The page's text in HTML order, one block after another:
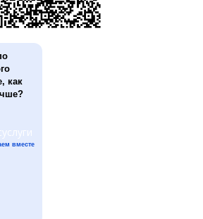
как
вместе